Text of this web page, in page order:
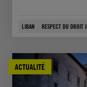
LIBAN RESPECT DU DROIT
ACTUALITÉ